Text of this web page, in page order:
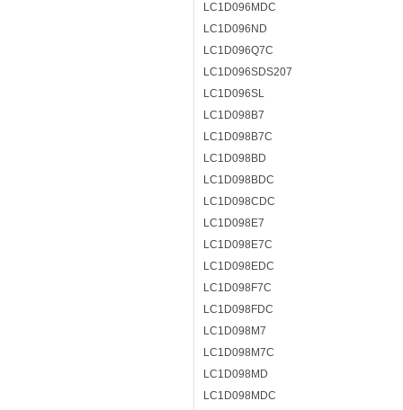
LC1D096MDC
LC1D096ND
LC1D096Q7C
LC1D096SDS207
LC1D096SL
LC1D098B7
LC1D098B7C
LC1D098BD
LC1D098BDC
LC1D098CDC
LC1D098E7
LC1D098E7C
LC1D098EDC
LC1D098F7C
LC1D098FDC
LC1D098M7
LC1D098M7C
LC1D098MD
LC1D098MDC